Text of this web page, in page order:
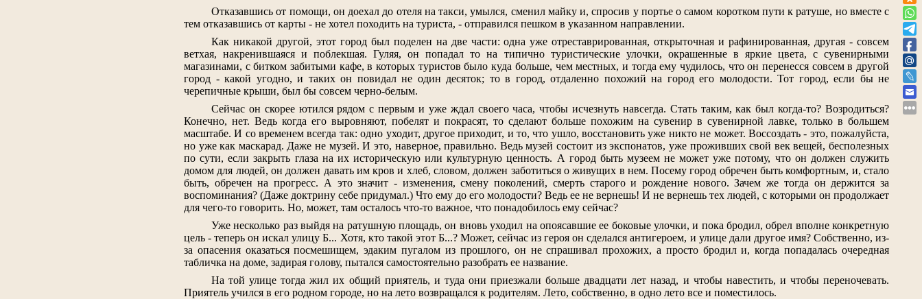
Отказавшись от помощи, он доехал до отеля на такси, умылся, сменил майку и, спросив у портье о самом коротком пути к ратуше, но вместе с
тем отказавшись от карты - не хотел походить на туриста, - отправился пешком в указанном направлении.
Как никакой другой, этот город был поделен на две части: одна уже отреставрированная, открыточная и рафинированная, другая - совсем
ветхая, накренившаяся и поблекшая. Гуляя, он попадал то на типично туристические улочки, окрашенные в яркие цвета, с сувенирными
магазинами, с битком забитыми кафе, в которых туристов было куда больше, чем местных, и тогда ему чудилось, что он перенесся совсем в другой
город - какой угодно, и таких он повидал не один десяток; то в город, отдаленно похожий на город его молодости. Тот город, если бы не
черепичные крыши, был бы совсем черно-белым.
Сейчас он скорее ютился рядом с первым и уже ждал своего часа, чтобы исчезнуть навсегда. Стать таким, как был когда-то? Возродиться?
Конечно, нет. Ведь когда его выровняют, побелят и покрасят, то сделают больше похожим на сувенир в сувенирной лавке, только в большем
масштабе. И со временем всегда так: одно уходит, другое приходит, и то, что ушло, восстановить уже никто не может. Воссоздать - это, пожалуйста,
но уже как маскарад. Даже не музей. И это, наверное, правильно. Ведь музей состоит из экспонатов, уже проживших свой век вещей, бесполезных
по сути, если закрыть глаза на их историческую или культурную ценность. А город быть музеем не может уже потому, что он должен служить
домом для людей, он должен давать им кров и хлеб, словом, должен заботиться о живущих в нем. Посему город обречен быть комфортным, и, стало
быть, обречен на прогресс. А это значит - изменения, смену поколений, смерть старого и рождение нового. Зачем же тогда он держится за
воспоминания? (Даже доктрину себе придумал.) Что ему до его молодости? Ведь ее не вернешь! И не вернешь тех людей, с которыми он продолжает
для чего-то говорить. Но, может, там осталось что-то важное, что понадобилось ему сейчас?
Уже несколько раз выйдя на ратушную площадь, он вновь уходил на опоясавшие ее боковые улочки, и пока бродил, обрел вполне конкретную
цель - теперь он искал улицу Б... Хотя, кто такой этот Б...? Может, сейчас из героя он сделался антигероем, и улице дали другое имя? Собственно, из-
за опасения оказаться посмешищем, эдаким пугалом из прошлого, он не спрашивал прохожих, а просто бродил и, когда попадалась очередная
табличка на доме, задирая голову, пытался самостоятельно разобрать ее название.
На той улице тогда жил их общий приятель, и туда они приезжали больше двадцати лет назад, и чтобы навестить, и чтобы переночевать.
Приятель учился в его родном городе, но на лето возвращался к родителям. Лето, собственно, в одно лето все и поместилось.